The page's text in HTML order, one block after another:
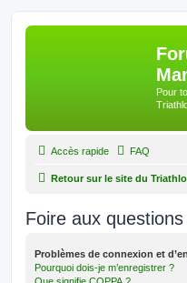
Pour
Accès rapide FAQ
Retour sur le site du
Foire aux
Problèmes de connexion et
Pourquoi dois-je m’enregistrer ?
Que signifie COPPA ?